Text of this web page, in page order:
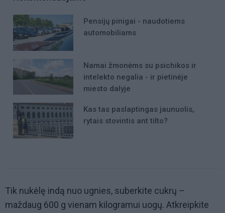
Pensijų pinigai - naudotiems
automobiliams
Namai žmonėms su psichikos ir
intelekto negalia - ir pietinėje
miesto dalyje
Kas tas paslaptingas jaunuolis,
rytais stovintis ant tilto?
Tik nukėlę indą nuo ugnies, suberkite cukrų –
maždaug 600 g vienam kilogramui uogų. Atkreipkite